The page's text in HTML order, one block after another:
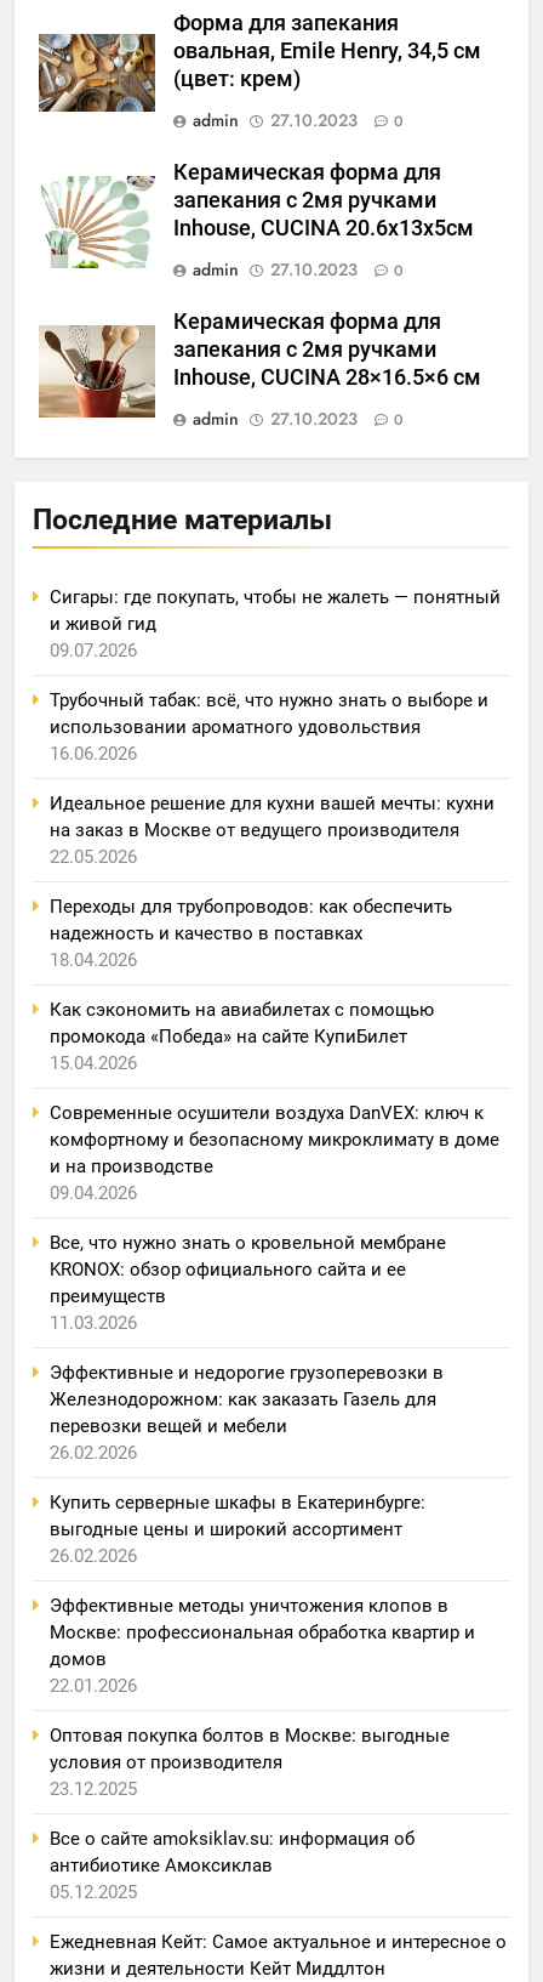
Форма для запекания
овальная, Emile Henry, 34,5 см
(цвет: крем)
admin
27.10.2023 0
Керамическая форма для
запекания с 2мя ручками
Inhouse, CUCINA 20.6x13x5см
admin
27.10.2023 0
Керамическая форма для
запекания с 2мя ручками
Inhouse, CUCINA 28×16.5×6 см
admin
27.10.2023 0
Последние материалы
Сигары: где покупать, чтобы не жалеть — понятный
и живой гид
09.07.2026
Трубочный табак: всё, что нужно знать о выборе и
использовании ароматного удовольствия
16.06.2026
Идеальное решение для кухни вашей мечты: кухни
на заказ в Москве от ведущего производителя
22.05.2026
Переходы для трубопроводов: как обеспечить
надежность и качество в поставках
18.04.2026
Как сэкономить на авиабилетах с помощью
промокода «Победа» на сайте КупиБилет
15.04.2026
Современные осушители воздуха DanVEX: ключ к
комфортному и безопасному микроклимату в доме
и на производстве
09.04.2026
Все, что нужно знать о кровельной мембране
KRONOX: обзор официального сайта и ее
преимуществ
11.03.2026
Эффективные и недорогие грузоперевозки в
Железнодорожном: как заказать Газель для
перевозки вещей и мебели
26.02.2026
Купить серверные шкафы в Екатеринбурге:
выгодные цены и широкий ассортимент
26.02.2026
Эффективные методы уничтожения клопов в
Москве: профессиональная обработка квартир и
домов
22.01.2026
Оптовая покупка болтов в Москве: выгодные
условия от производителя
23.12.2025
Все о сайте amoksiklav.su: информация об
антибиотике Амоксиклав
05.12.2025
Ежедневная Кейт: Самое актуальное и интересное о
жизни и деятельности Кейт Миддлтон